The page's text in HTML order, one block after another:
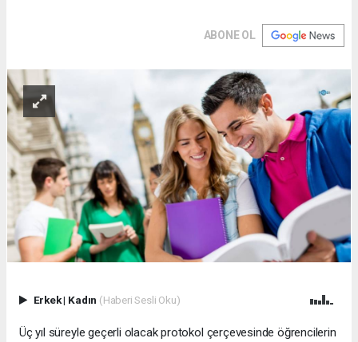
ABONE OL
Erkek| Kadın (Haberi Sesli Oku)
Üç yıl süreyle geçerli olacak protokol çerçevesinde öğrencilerin